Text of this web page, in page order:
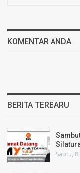
KOMENTAR ANDA
BERITA TERBARU
Sabtu,